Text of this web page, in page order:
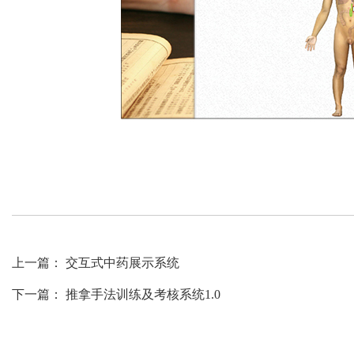
上一篇： 交互式中药展示系统
下一篇： 推拿手法训练及考核系统1.0